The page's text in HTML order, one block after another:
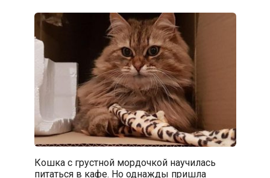
Кошка с грустной мордочкой научилась
питаться в кафе. Но однажды пришла